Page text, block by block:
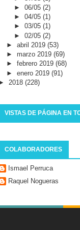
►06/05(2)
►04/05(1)
►03/05(1)
►02/05(2)
► abril 2019 (53)
► marzo 2019 (69)
► febrero 2019 (68)
► enero 2019 (91)
2018 (228)
VISTAS DE PÁGINA EN
COLABORADORES
Ismael Perruca
Raquel Nogueras